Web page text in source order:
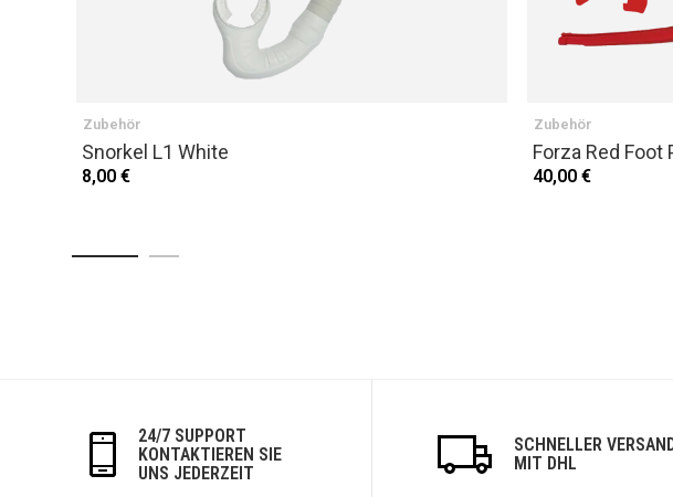
Zubehör
Snorkel L1 White
8,00 €
Zubehör
Forza Red
40,00 €
24/7 SUPPORT
KONTAKTIEREN SIE
UNS JEDERZEIT
SCHNELLER
MIT DHL